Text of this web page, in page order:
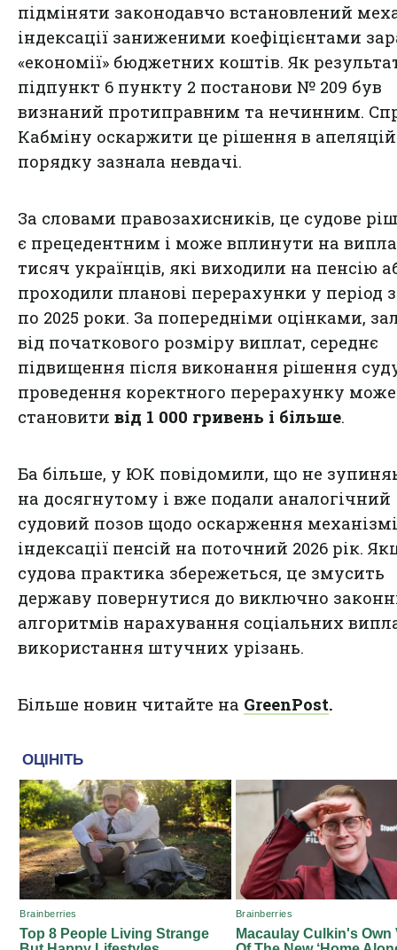
підміняти законодавчо встановлений
індексації заниженими коефіцієнтами
«економії» бюджетних коштів. Як
підпункт 6 пункту 2 постанови № 209 був
визнаний протиправним та нечинним.
Кабміну оскаржити це рішення в
порядку зазнала невдачі.
За словами правозахисників, це судове
є прецедентним і може вплинути на
тисяч українців, які виходили на пенсію
проходили планові перерахунки у період з
по 2025 роки. За попередніми оцінками,
від початкового розміру виплат, середнє
підвищення після виконання рішення
проведення коректного перерахунку може
становити від 1 000 гривень і більше.
Ба більше, у ЮК повідомили, що не
на досягнутому і вже подали аналогічний
судовий позов щодо оскарження
індексації пенсій на поточний 2026 рік.
судова практика збережеться, це змусить
державу повернутися до виключно
алгоритмів нарахування соціальних
використання штучних урізань.
Більше новин читайте на GreenPost.